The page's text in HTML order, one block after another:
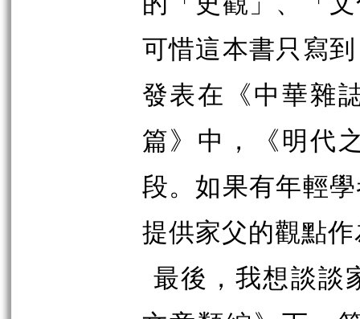
可惜這本書只寫
發表在《中華雜
篇》中，《明代
段。如果有年輕
提供家父的觀點
最後，我想談談